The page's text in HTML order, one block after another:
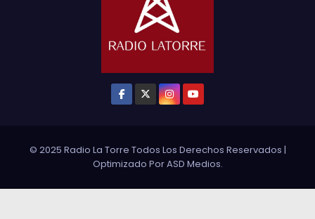
© 2025 Radio La Torre Todos Los Derechos Reservados |
Optimizado PorASD Medios.